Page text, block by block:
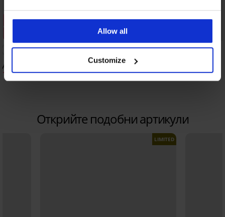
Allow all
Customize
Разпродажба
5
Дамска елегантна блуза Destanee
11,10 €(21,71 лв.)36,99 €
20,99 €(41,05 лв.)
Открийте подобни артикули
LIMITED